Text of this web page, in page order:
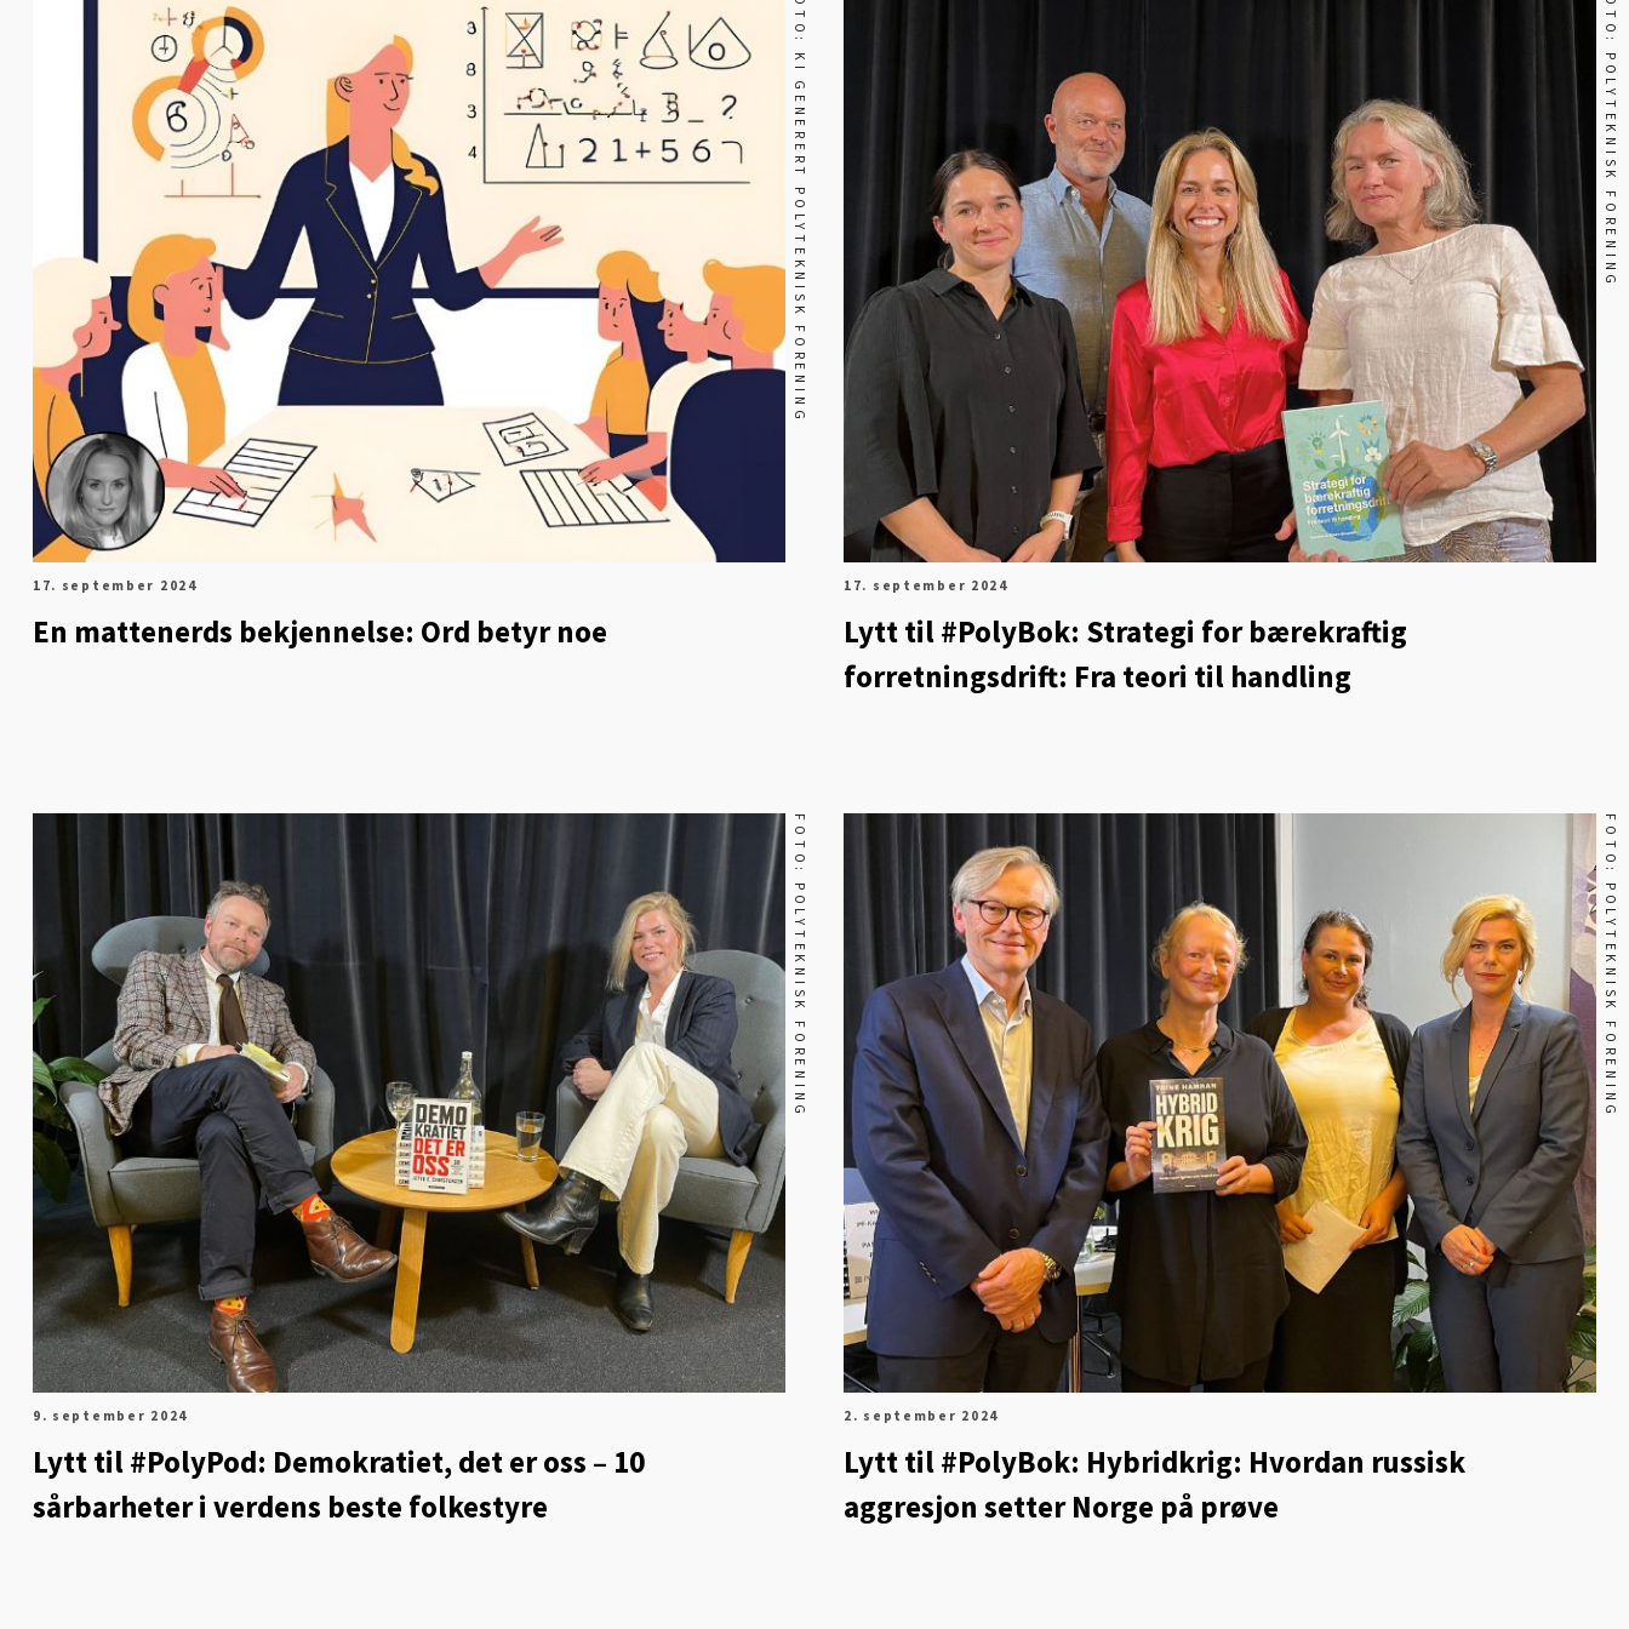
Fag og fest
Generelt
Helse og kultur
Klima og
sirkulærøkonomi
Sikkerhet og samfunn
FOTO: KI GENERERT POLYTEKNISK FORENING
17. september 2024
En mattenerds bekjennelse: Ord betyr noe
FOTO: POLYTEKNISK FORENING
17. september 2024
Lytt til #PolyBok: Strategi for bærekraftig
forretningsdrift: Fra teori til handling
FOTO: POLYTEKNISK FORENING
9. september 2024
Lytt til #PolyPod: Demokratiet, det er oss – 10
sårbarheter i verdens beste folkestyre
FOTO: POLYTEKNISK FORENING
2. september 2024
Lytt til #PolyBok: Hybridkrig: Hvordan russisk
aggresjon setter Norge på prøve